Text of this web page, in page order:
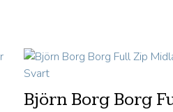
Björn Borg Borg